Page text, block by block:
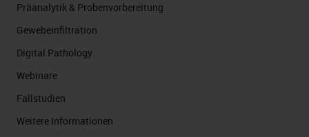
Präanalytik & Probenvorbereitung
Gewebeinfiltration
Digital Pathology
Webinare
Fallstudien
Weitere Informationen